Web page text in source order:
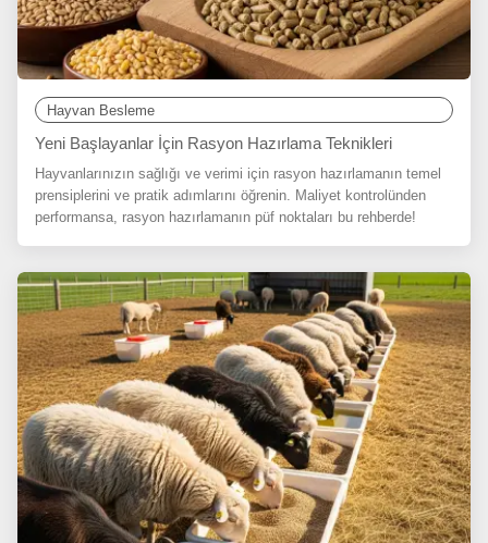
Hayvan Besleme
Yeni Başlayanlar İçin Rasyon Hazırlama Teknikleri
Hayvanlarınızın sağlığı ve verimi için rasyon hazırlamanın temel
prensiplerini ve pratik adımlarını öğrenin. Maliyet kontrolünden
performansa, rasyon hazırlamanın püf noktaları bu rehberde!